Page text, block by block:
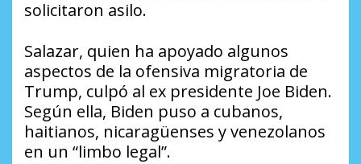
solicitaron asilo.
Salazar, quien ha apoyado algunos
aspectos de la ofensiva migratoria de
Trump, culpó al ex presidente Joe Biden.
Según ella, Biden puso a cubanos,
haitianos, nicaragüenses y venezolanos
en un “limbo legal”.